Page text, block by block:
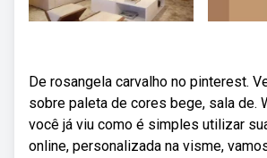
De rosangela carvalho no pinterest.
sobre paleta de cores bege, sala de.
você já viu como é simples utilizar
online, personalizada na visme,